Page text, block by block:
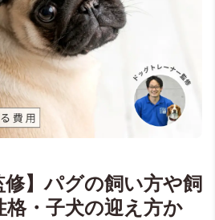
修】パグの飼い方や飼
・子犬の迎え方か